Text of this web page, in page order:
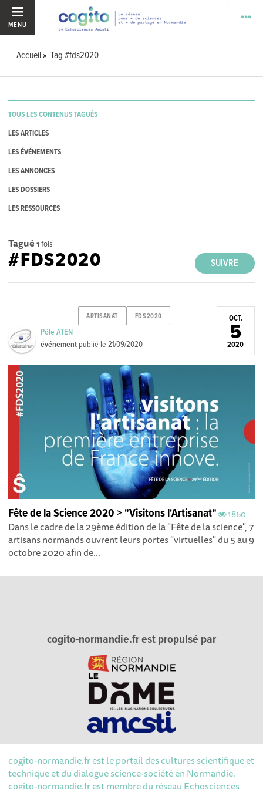
utilisons des cookies pour mesurer notre
statistiques mais aussi pour enrichir le site de
MENU
Accueil Tag #fds2020
TOUS LES CONTENUS TAGUÉS
LES ARTICLES
LES ÉVÉNEMENTS
LES ANNONCES
LES DOSSIERS
LES RESSOURCES
Tagué 1 fois
SUIVRE
#FDS2020
ARTISANAT FDS2020
Pôle ATEN
événement publié le21/09/2020
OCT.
5
2020
1860
Fête de la Science 2020 > "Visitons l'Artisanat"
Dans le cadre de la 29ème édition de la "Fête de la science", 7
artisans normands ouvrent leurs portes "virtuelles" du 5 au 9
octobre 2020 afin de...
cogito-normandie.fr est propulsé par
cogito-normandie.fr est le portail des cultures scientifique et
technique et du dialogue science-société en Normandie.